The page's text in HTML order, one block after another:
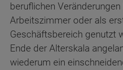
beruflichen
Arbeitszimmer oder als
Geschäftsbereich genutzt
Ende der Alterskala
wiederum ein